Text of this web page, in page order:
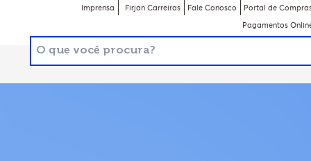
Imprensa Firjan Carreiras Fale Conosco
Portal de
Pagamentos